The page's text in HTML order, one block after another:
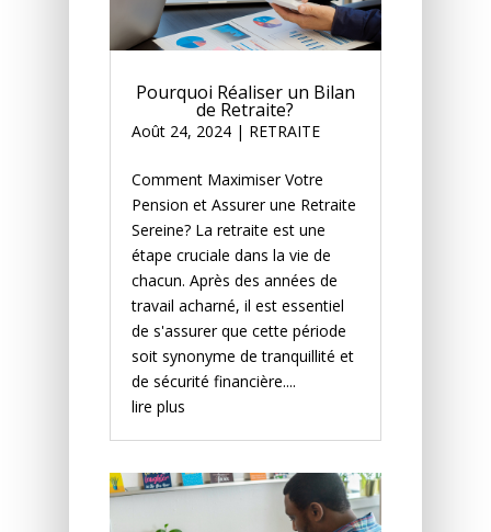
Pourquoi Réaliser un Bilan
de Retraite?
Août 24, 2024 | RETRAITE
Comment Maximiser Votre
Pension et Assurer une Retraite
Sereine? La retraite est une
étape cruciale dans la vie de
chacun. Après des années de
travail acharné, il est essentiel
de s'assurer que cette période
soit synonyme de tranquillité et
de sécurité financière....
lire plus